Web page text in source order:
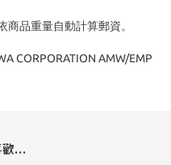
品重量自動計算郵資。
CORPORATION AMW/EMP
歡...